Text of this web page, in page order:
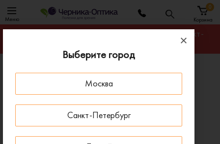
Выберите город
Москва
Санкт-Петербург
Меню Корзина
0
Гарантируем лучшую цену на любую оправу в Санкт-
Главная
Оправы для очков
Оправа BANISS BY1016 C02
ПОД ЗАКАЗ